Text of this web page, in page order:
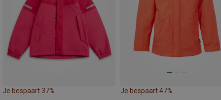
Je bespaart 37% Je bespaart 47%